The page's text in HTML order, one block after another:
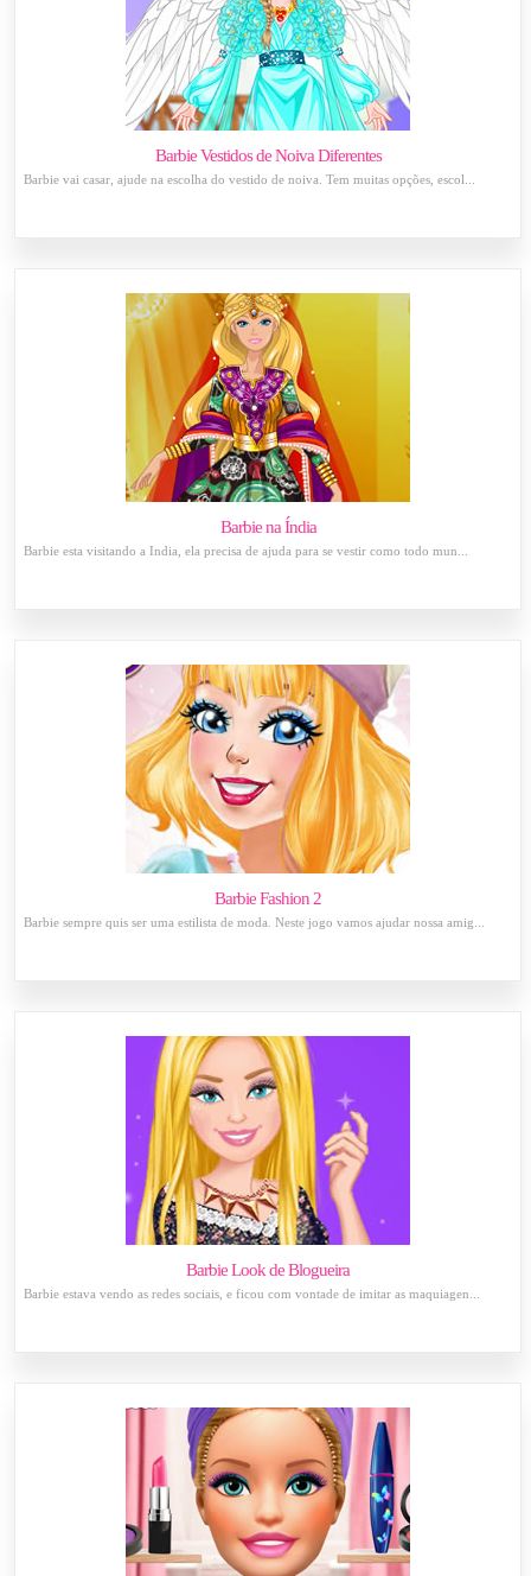
Barbie Vestidos de Noiva Diferentes
Barbie vai casar, ajude na escolha do vestido de noiva. Tem muitas opções, escol...
Barbie na Índia
Barbie esta visitando a Índia, ela precisa de ajuda para se vestir como todo mun...
Barbie Fashion 2
Barbie sempre quis ser uma estilista de moda. Neste jogo vamos ajudar nossa amig...
Barbie Look de Blogueira
Barbie estava vendo as redes sociais, e ficou com vontade de imitar as maquiagen...